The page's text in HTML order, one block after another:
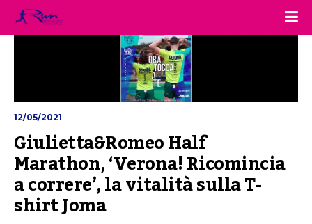
12/05/2021
Giulietta&Romeo Half
Marathon, ‘Verona! Ricomincia
a correre’, la vitalità sulla T-
shirt Joma